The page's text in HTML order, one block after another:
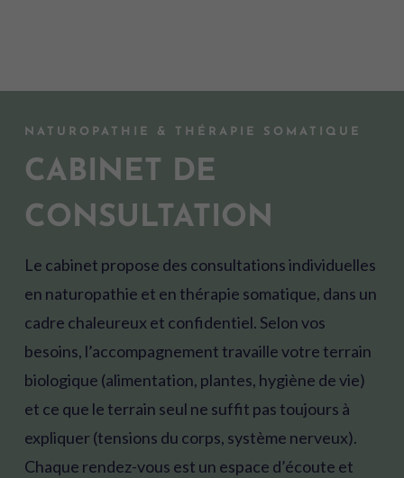
NATUROPATHIE & THÉRAPIE SOMATIQUE
CABINET DE
CONSULTATION
Le cabinet propose des consultations individuelles
en naturopathie et en thérapie somatique, dans un
cadre chaleureux et confidentiel. Selon vos
besoins, l’accompagnement travaille votre terrain
biologique (alimentation, plantes, hygiène de vie)
et ce que le terrain seul ne suffit pas toujours à
expliquer (tensions du corps, système nerveux).
Chaque rendez-vous est un espace d’écoute et